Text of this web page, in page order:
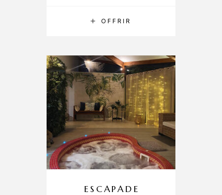
RÉSERVER
OFFRIR
ESCAPADE